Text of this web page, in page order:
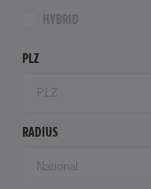
HYBRID
PLZ
RADIUS